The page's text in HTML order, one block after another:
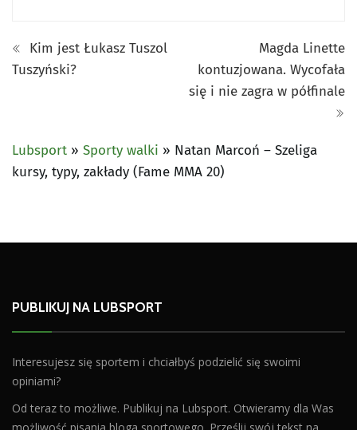
Kim jest Łukasz Tuszol
Tuszyński?
Magda Linette
kontuzjowana. Wycofała
się i nie zagra w półfinale
Lubsport » Sporty walki » Natan Marcoń – Szeliga
kursy, typy, zakłady (Fame MMA 20)
PUBLIKUJ NA LUBSPORT
Interesujesz się sportem i chciałbyś podzielić się swoimi
opiniami?
Od teraz to możliwe. Publikuj na Lubsport. Otwieramy dla Was